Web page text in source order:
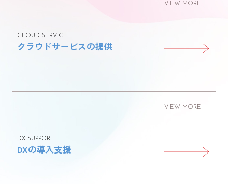
CLOUD SERVICE
クラウドサービスの提供
VIEW MORE
DX SUPPORT
DXの導入支援
VIEW MORE